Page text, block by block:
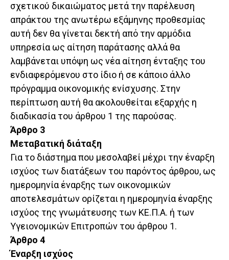
σχετικού δικαιώματος μετά την παρέλευση
απράκτου της ανωτέρω εξάμηνης προθεσμίας
αυτή δεν θα γίνεται δεκτή από την αρμόδια
υπηρεσία ως αίτηση παράτασης αλλά θα
λαμβάνεται υπόψη ως νέα αίτηση ένταξης του
ενδιαφερόμενου στο ίδιο ή σε κάποιο άλλο
πρόγραμμα οικονομικής ενίσχυσης. Στην
περίπτωση αυτή θα ακολουθείται εξαρχής η
διαδικασία του άρθρου 1 της παρούσας.
Άρθρο 3
Μεταβατική διάταξη
Για το διάστημα που μεσολαβεί μέχρι την έναρξη
ισχύος των διατάξεων του παρόντος άρθρου, ως
ημερομηνία έναρξης των οικονομικών
αποτελεσμάτων ορίζεται η ημερομηνία έναρξης
ισχύος της γνωμάτευσης των ΚΕ.Π.Α. ή των
Υγειονομικών Επιτροπών του άρθρου 1.
Άρθρο 4
Έναρξη ισχύος